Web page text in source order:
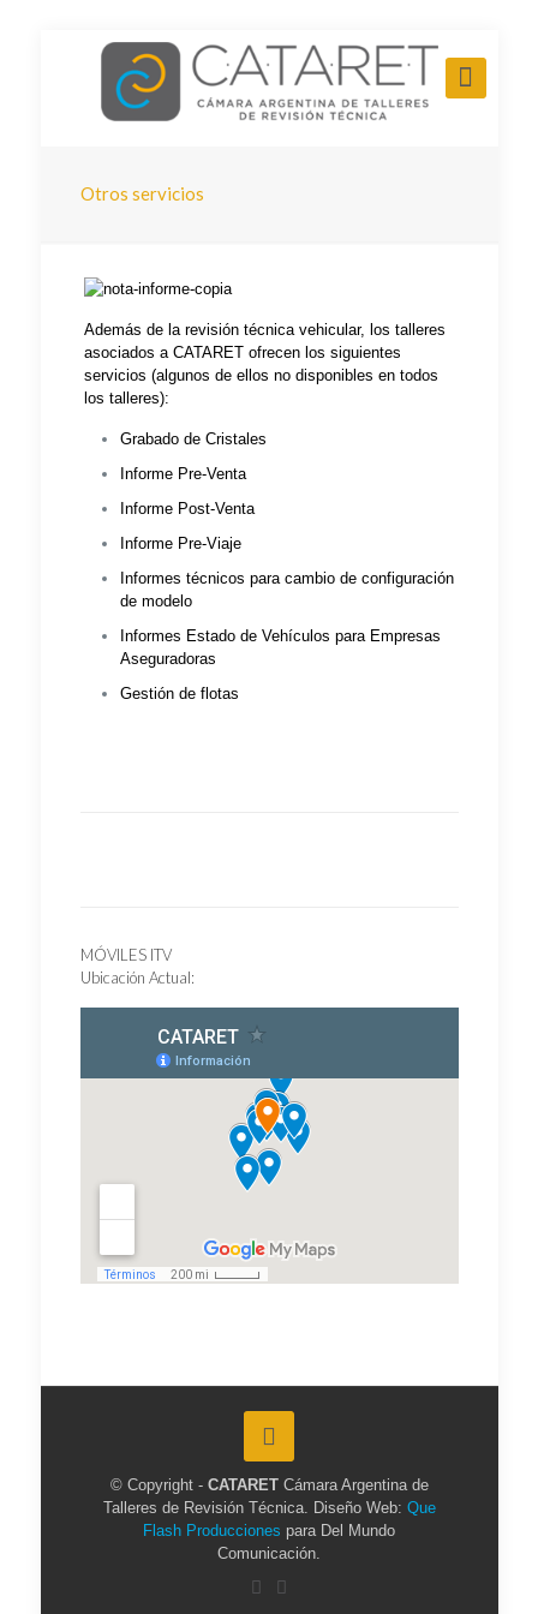
Otros servicios
Además de la revisión técnica vehicular, los talleres
asociados a CATARET ofrecen los siguientes
servicios (algunos de ellos no disponibles en todos
los talleres):
Grabado de Cristales
Informe Pre-Venta
Informe Post-Venta
Informe Pre-Viaje
Informes técnicos para cambio de configuración
de modelo
Informes Estado de Vehículos para Empresas
Aseguradoras
Gestión de flotas
MÓVILES ITV
Ubicación Actual:
© Copyright - CATARET Cámara Argentina de
Talleres de Revisión Técnica. Diseño Web: Que
Flash Producciones para Del Mundo
Comunicación.